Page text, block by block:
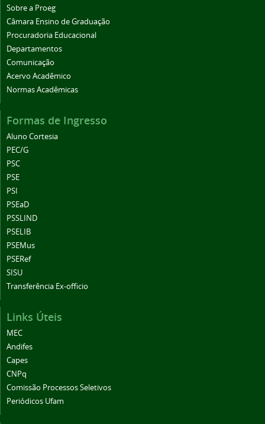
Sobre a Proeg
Câmara Ensino de Graduação
Procuradoria Educacional
Departamentos
Comunicação
Acervo Acadêmico
Normas Acadêmicas
Formas de Ingresso
Aluno Cortesia
PEC/G
PSC
PSE
PSI
PSEaD
PSSLIND
PSELIB
PSEMus
PSERef
SISU
Transferência Ex-officio
Links Úteis
MEC
Andifes
Capes
CNPq
Comissão Processos Seletivos
Periódicos Ufam